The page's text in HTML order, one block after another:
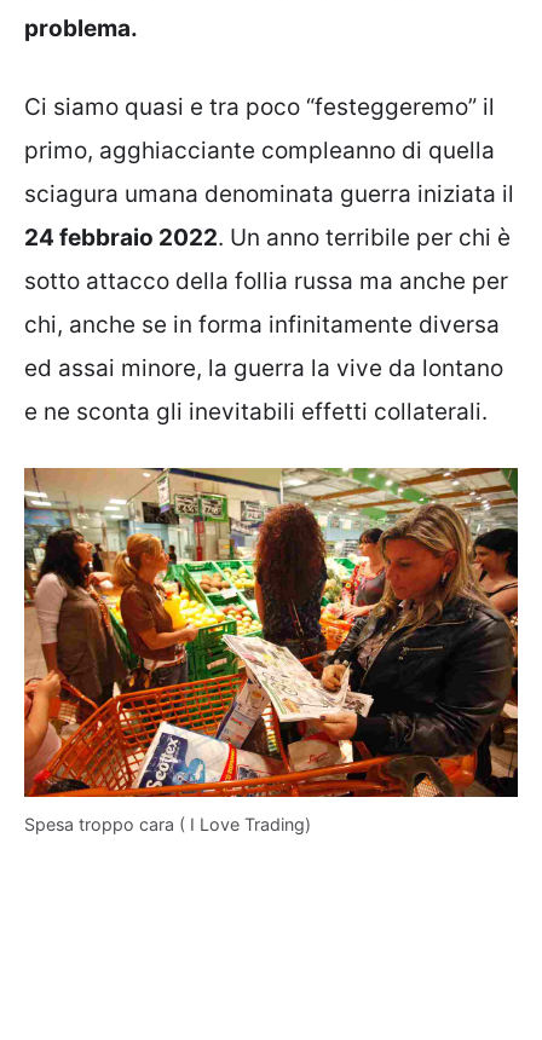
problema.
Ci siamo quasi e tra poco “festeggeremo” il
primo, agghiacciante compleanno di quella
sciagura umana denominata guerra iniziata il
24 febbraio 2022. Un anno terribile per chi è
sotto attacco della follia russa ma anche per
chi, anche se in forma infinitamente diversa
ed assai minore, la guerra la vive da lontano
e ne sconta gli inevitabili effetti collaterali.
Spesa troppo cara ( I Love Trading)